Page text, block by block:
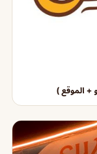
+ الموقع )